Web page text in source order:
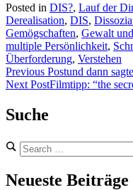
Posted in DIS?, Lauf der
Derealisation, DIS,
Gemögschaften, Gewalt
multiple Persönlichkeit,
Überforderung, Verstehen
Previous Postund dann
Next PostFilmtipp: “the
Suche
Search
for:
Neueste Beiträge